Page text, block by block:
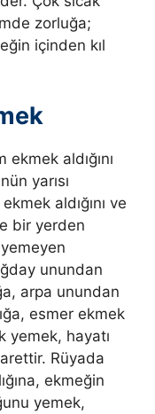
zorluğa;
içinden kıl
aldığını
yarısı
aldığını ve
bir yerden
unundan
arpa unundan
esmer ekmek
yemek, hayatı
Rüyada
ekmeğin
yemek,